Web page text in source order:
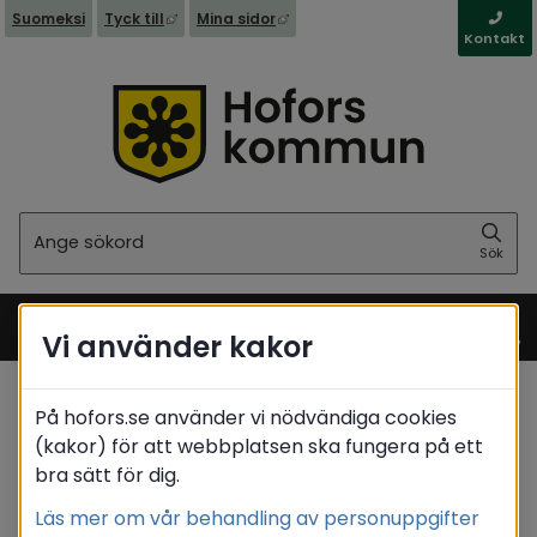
Suomeksi Tyck till Länk till annan webbplats, öppnas i nytt
Mina sidor Länk till annan webbplats,
Kontakt
Sök
Meny
Startsida Barn & utbildning
Förskola
/ Starta fristående verksamhet
Vi använder kakor
På hofors.se använder vi nödvändiga cookies
(kakor) för att webbplatsen ska fungera på ett
bra sätt för dig.
Läs mer om vår behandling av personuppgifter